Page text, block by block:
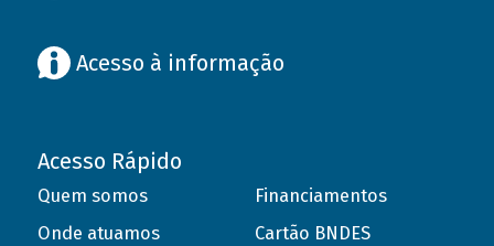
Acesso à informação
Acesso Rápido
Quem somos
Onde atuamos
Financiamentos
Cartão BNDES